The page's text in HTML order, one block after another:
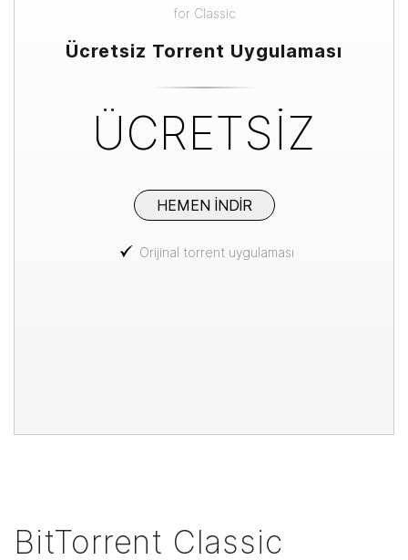
for Classic
Ücretsiz Torrent Uygulaması
ÜCRETSİZ
HEMEN INDIR
Orijinal torrent uygulaması
BitTorrent Classic